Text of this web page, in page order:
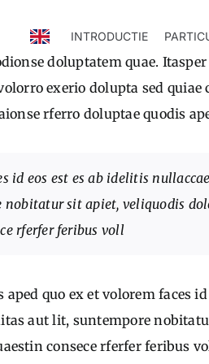
INTRODUCTIE
doluptatem quae.
exerio dolupta sed
rferro doluptae quodis
id eos est es ab idelitis
nobitatur sit apiet, veliquodis
rferfer feribus voll
aped quo ex et volorem faces
aut lit, suntempore
consece rferfer feribus